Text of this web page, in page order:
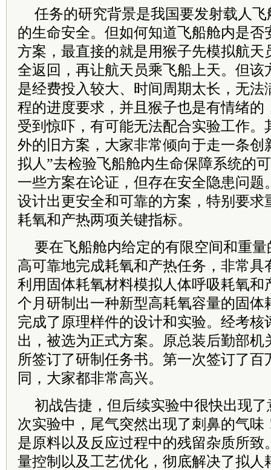
任务的研究背景是我国要发射载人
的生命安全。但如何知道飞船舱内是否
方案，最直接的就是用猴子先模拟航天
全返回，再让航天员乘飞船上天。但该
是经费投入较大、时间周期太长，无法
程的进度要求，并且猴子也是有情绪的
受到惊吓，有可能无法配合实验工作。
外的旧方案，大家非常倾向于走一条创
拟人”去检验飞船舱内生命保障系统的
一些方案在论证，但存在安全隐患问题
设计出更安全和可靠的方案，特别要求
耗氧和产热两项关键指标。
要在飞船舱内给定的有限空间和重
高可靠地完成耗氧和产热任务，非常具
利用固体耗氧材料模拟人体呼吸耗氧和
个月研制出一种新型高耗氧容量的固体
完成了原理样件的设计和实验。经考核
出，被选为正式方案。原总装后勤部机
所签订了研制任务书。第一次签订了百
同，大家都非常高兴。
初战告捷，但后续实验中很快出现
次实验中，尾气突然出现了刺鼻的气味
是原料以及反应过程中的残留杂质所致
量控制以及工艺优化，彻底解决了拟人